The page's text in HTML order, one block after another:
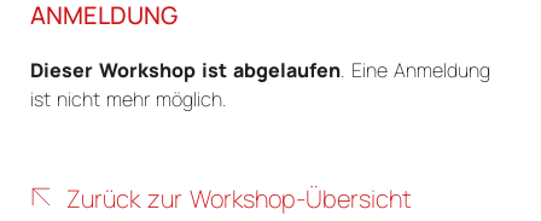
ANMELDUNG
Dieser Workshop ist abgelaufen. Eine Anmeldung
ist nicht mehr möglich.
Zurück zur Workshop-Übersicht